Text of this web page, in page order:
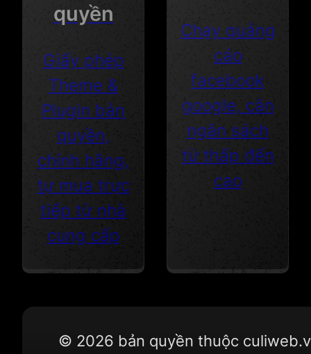
quyền
Giấy phép
Theme &
Plugin bản
quyền,
chính hãng,
tự mua trực
tiếp từ nhà
cung cấp
Chạy quảng
cáo
facebook
google, cân
ngân sách
từ thấp đến
cao
© 2026 bản quyền thuộc